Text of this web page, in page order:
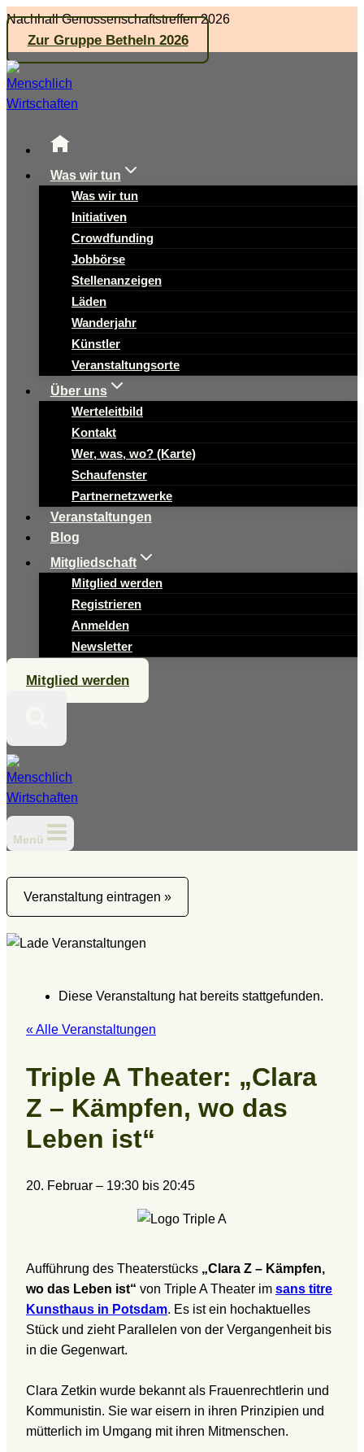
Zum
Inhalt
springen
Nachhall Genossenschaftstreffen 2026
Zur Gruppe Betheln 2026
Was wir tun
Was wir tun
Initiativen
Crowdfunding
Jobbörse
Stellenanzeigen
Läden
Wanderjahr
Künstler
Veranstaltungsorte
Über uns
Werteleitbild
Kontakt
Wer, was, wo? (Karte)
Schaufenster
Partnernetzwerke
Veranstaltungen
Blog
Mitgliedschaft
Mitglied werden
Registrieren
Anmelden
Newsletter
Mitglied werden
Menü
Veranstaltung eintragen »
Diese Veranstaltung hat bereits stattgefunden.
« Alle Veranstaltungen
Triple A Theater: „Clara
Z – Kämpfen, wo das
Leben ist“
20. Februar – 19:30 bis 20:45
Aufführung des Theaterstücks „Clara Z – Kämpfen,
wo das Leben ist“ von Triple A Theater im sans titre
Kunsthaus in Potsdam. Es ist ein hochaktuelles
Stück und zieht Parallelen von der Vergangenheit bis
in die Gegenwart.
Clara Zetkin wurde bekannt als Frauenrechtlerin und
Kommunistin. Sie war eisern in ihren Prinzipien und
mütterlich im Umgang mit ihren Mitmenschen.